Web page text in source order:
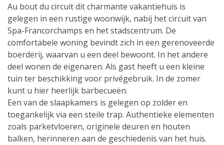
Au bout du circuit dit charmante vakantiehuis is
gelegen in een rustige woonwijk, nabij het circuit van
Spa-Francorchamps en het stadscentrum. De
comfortabele woning bevindt zich in een gerenoveerde
boerderij, waarvan u een deel bewoont. In het andere
deel wonen de eigenaren. Als gast heeft u een kleine
tuin ter beschikking voor privégebruik. In de zomer
kunt u hier heerlijk barbecueën.
Een van de slaapkamers is gelegen op zolder en
toegankelijk via een steile trap. Authentieke elementen
zoals parketvloeren, originele deuren en houten
balken, herinneren aan de geschiedenis van het huis.